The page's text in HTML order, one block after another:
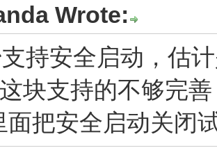
Wrote:
持安全启动，估
块支持的不够完
面把安全启动关闭